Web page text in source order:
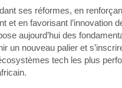
ses réformes, en
et en favorisant l’innovation
aujourd’hui des
un nouveau palier et
tech les plus